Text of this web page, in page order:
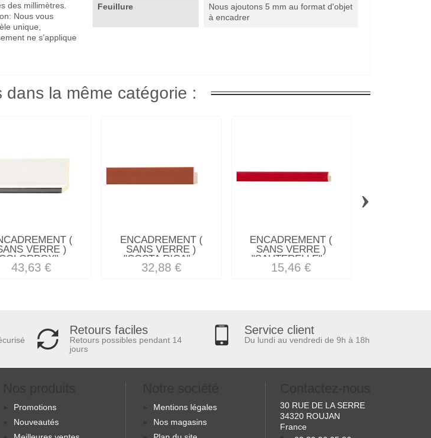
des millimètres.
Nous vous
unique,
ne s’applique
Feuillure
Nous ajoutons 5 mm au format d'objet
à encadrer
dans la même catégorie :
(
VERRE )
43,63 €
ENCADREMENT (
SANS VERRE )
"COSTA RICA"...
32,88 €
ENCADREMENT (
SANS VERRE )
"SAUTERELLE"...
15,46 €
›
Retours faciles
Retours possibles pendant 14
jours
Service client
Du lundi au vendredi de 9h à 18h
Promotions
Nouveautés
Mentions légales
Nos magasins
30 RUE DE LA SERRE
34320 ROUJAN
France